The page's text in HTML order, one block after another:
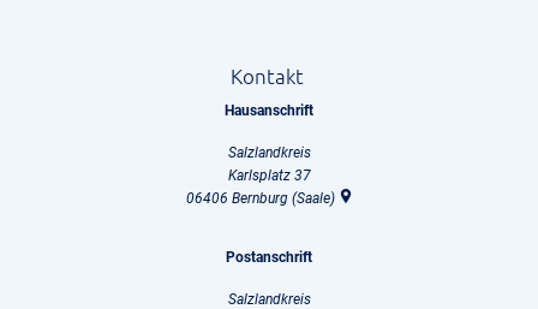
Kontakt
Hausanschrift
Salzlandkreis
Karlsplatz 37
06406 Bernburg (Saale)
Postanschrift
Salzlandkreis